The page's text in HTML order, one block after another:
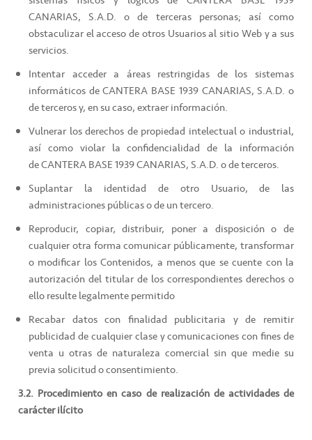
CANARIAS, S.A.D. o de terceras personas; así como
obstaculizar el acceso de otros Usuarios al sitio Web y a sus
servicios.
Intentar acceder a áreas restringidas de los sistemas
informáticos de CANTERA BASE 1939 CANARIAS, S.A.D. o
de terceros y, en su caso, extraer información.
Vulnerar los derechos de propiedad intelectual o industrial,
así como violar la confidencialidad de la información
de CANTERA BASE 1939 CANARIAS, S.A.D. o de terceros.
Suplantar la identidad de otro Usuario, de las
administraciones públicas o de un tercero.
Reproducir, copiar, distribuir, poner a disposición o de
cualquier otra forma comunicar públicamente, transformar
o modificar los Contenidos, a menos que se cuente con la
autorización del titular de los correspondientes derechos o
ello resulte legalmente permitido
Recabar datos con finalidad publicitaria y de remitir
publicidad de cualquier clase y comunicaciones con fines de
venta u otras de naturaleza comercial sin que medie su
previa solicitud o consentimiento.
3.2. Procedimiento en caso de realización de actividades de
carácter ilícito